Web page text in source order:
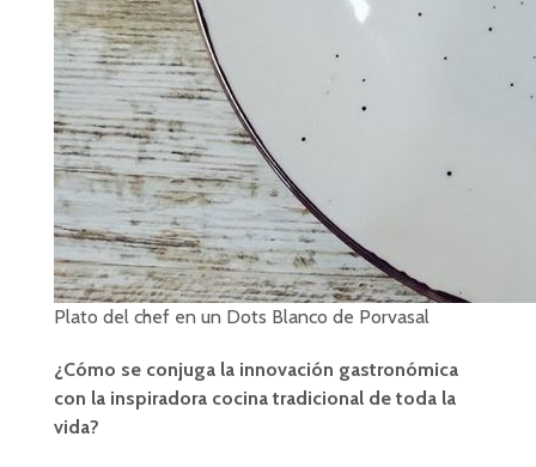
Plato del chef en un Dots Blanco de Porvasal
¿Cómo se conjuga la innovación gastronómica
con la inspiradora cocina tradicional de toda la
vida?